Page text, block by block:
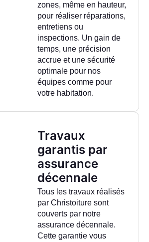
zones, même en hauteur,
pour réaliser réparations,
entretiens ou
inspections. Un gain de
temps, une précision
accrue et une sécurité
optimale pour nos
équipes comme pour
votre habitation.
Travaux
garantis par
assurance
décennale
Tous les travaux réalisés
par Christoiture sont
couverts par notre
assurance décennale.
Cette garantie vous